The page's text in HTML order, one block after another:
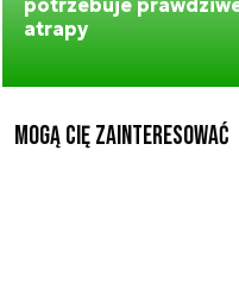
atrapy
Mogą Cię zainteresować